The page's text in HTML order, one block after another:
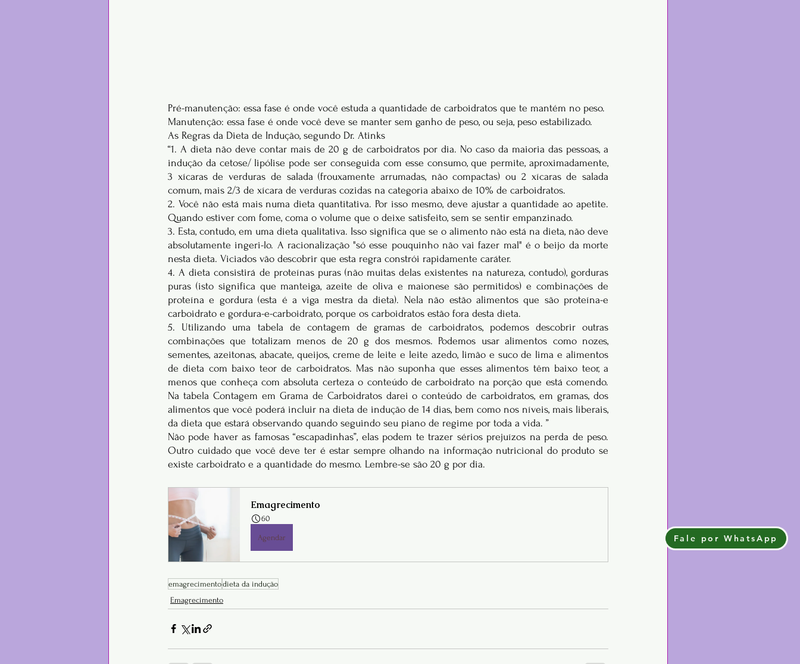
Fale por WhatsApp
Pré-manutenção: essa fase é onde você estuda a quantidade de carboidratos que te mantém no peso.
Manutenção: essa fase é onde você deve se manter sem ganho de peso, ou seja, peso estabilizado.
As Regras da Dieta de Indução, segundo Dr. Atinks
“1. A dieta não deve contar mais de 20 g de carboidratos por dia. No caso da maioria das pessoas, a
indução da cetose/ lipólise pode ser conseguida com esse consumo, que permite, aproximadamente,
3 xícaras de verduras de salada (frouxamente arrumadas, não compactas) ou 2 xícaras de salada
comum, mais 2/3 de xícara de verduras cozidas na categoria abaixo de 10% de carboidratos.
2. Você não está mais numa dieta quantitativa. Por isso mesmo, deve ajustar a quantidade ao apetite.
Quando estiver com fome, coma o volume que o deixe satisfeito, sem se sentir empanzinado.
3. Esta, contudo, em uma dieta qualitativa. Isso significa que se o alimento não está na dieta, não deve
absolutamente ingeri-lo. A racionalização "só esse pouquinho não vai fazer mal" é o beijo da morte
nesta dieta. Viciados vão descobrir que esta regra constrói rapidamente caráter.
4. A dieta consistirá de proteínas puras (não muitas delas existentes na natureza, contudo), gorduras
puras (isto significa que manteiga, azeite de oliva e maionese são permitidos) e combinações de
proteína e gordura (esta é a viga mestra da dieta). Nela não estão alimentos que são proteína-e
carboidrato e gordura-e-carboidrato, porque os carboidratos estão fora desta dieta.
5. Utilizando uma tabela de contagem de gramas de carboidratos, podemos descobrir outras
combinações que totalizam menos de 20 g dos mesmos. Podemos usar alimentos como nozes,
sementes, azeitonas, abacate, queijos, creme de leite e leite azedo, limão e suco de lima e alimentos
de dieta com baixo teor de carboidratos. Mas não suponha que esses alimentos têm baixo teor, a
menos que conheça com absoluta certeza o conteúdo de carboidrato na porção que está comendo.
Na tabela Contagem em Grama de Carboidratos darei o conteúdo de carboidratos, em gramas, dos
alimentos que você poderá incluir na dieta de indução de 14 dias, bem como nos níveis, mais liberais,
da dieta que estará observando quando seguindo seu piano de regime por toda a vida. ”
Não pode haver as famosas “escapadinhas”, elas podem te trazer sérios prejuízos na perda de peso.
Outro cuidado que você deve ter é estar sempre olhando na informação nutricional do produto se
existe carboidrato e a quantidade do mesmo. Lembre-se são 20 g por dia.
Emagrecimento
60
Agendar
emagrecimentodieta da indução
Emagrecimento